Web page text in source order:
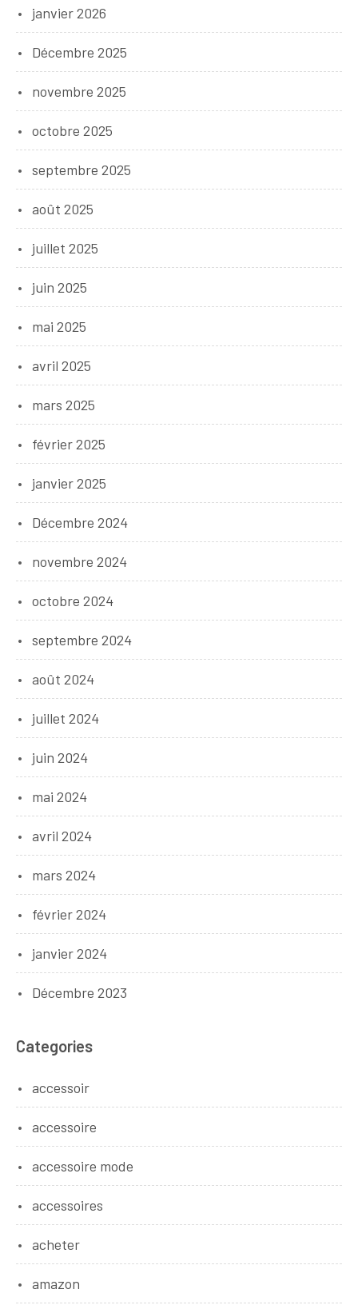
janvier 2026
Décembre 2025
novembre 2025
octobre 2025
septembre 2025
août 2025
juillet 2025
juin 2025
mai 2025
avril 2025
mars 2025
février 2025
janvier 2025
Décembre 2024
novembre 2024
octobre 2024
septembre 2024
août 2024
juillet 2024
juin 2024
mai 2024
avril 2024
mars 2024
février 2024
janvier 2024
Décembre 2023
Categories
accessoir
accessoire
accessoire mode
accessoires
acheter
amazon